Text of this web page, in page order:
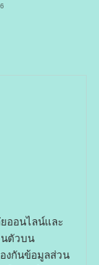
ออนไลน์และ
นตัวบน
องกันข้อมูลส่วน